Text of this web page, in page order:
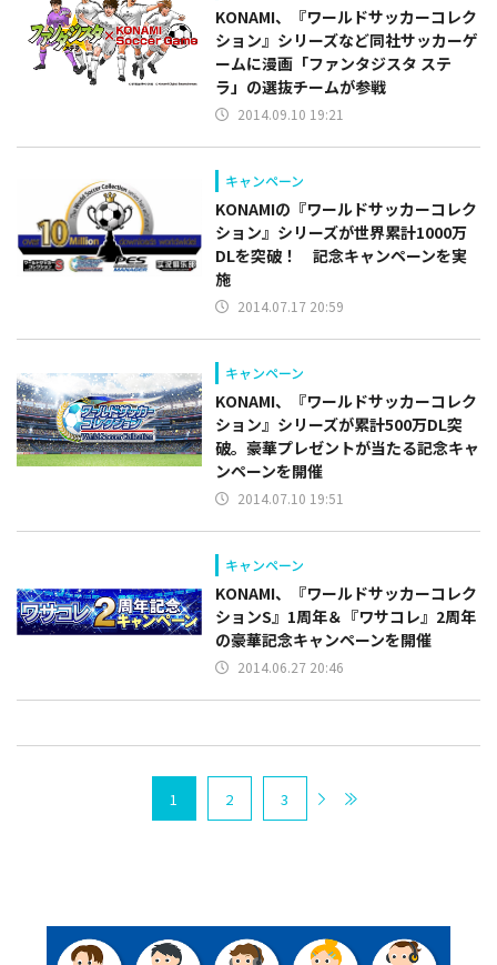
KONAMI、『ワールドサッカーコレク
ション』シリーズなど同社サッカーゲ
ームに漫画「ファンタジスタ ステ
ラ」の選抜チームが参戦
2014.09.10 19:21
キャンペーン
KONAMIの『ワールドサッカーコレク
ション』シリーズが世界累計1000万
DLを突破！ 記念キャンペーンを実
施
2014.07.17 20:59
キャンペーン
KONAMI、『ワールドサッカーコレク
ション』シリーズが累計500万DL突
破。豪華プレゼントが当たる記念キャ
ンペーンを開催
2014.07.10 19:51
キャンペーン
KONAMI、『ワールドサッカーコレク
ションS』1周年＆『ワサコレ』2周年
の豪華記念キャンペーンを開催
2014.06.27 20:46
1 2 3